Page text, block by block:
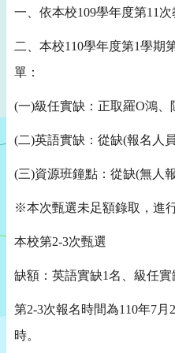
一、依本校109學年度第11次
二、本校110學年度第1學期
單：
(一)級任實缺：正取羅O鴻、
(二)英語實缺：從缺(報名人
(三)資源班鐘點：從缺(無人報
※本次甄選未足額錄取，進
本校第2-3次甄選
缺額：英語實缺1名、級任實
第2-3次報名時間為110年7月
時。